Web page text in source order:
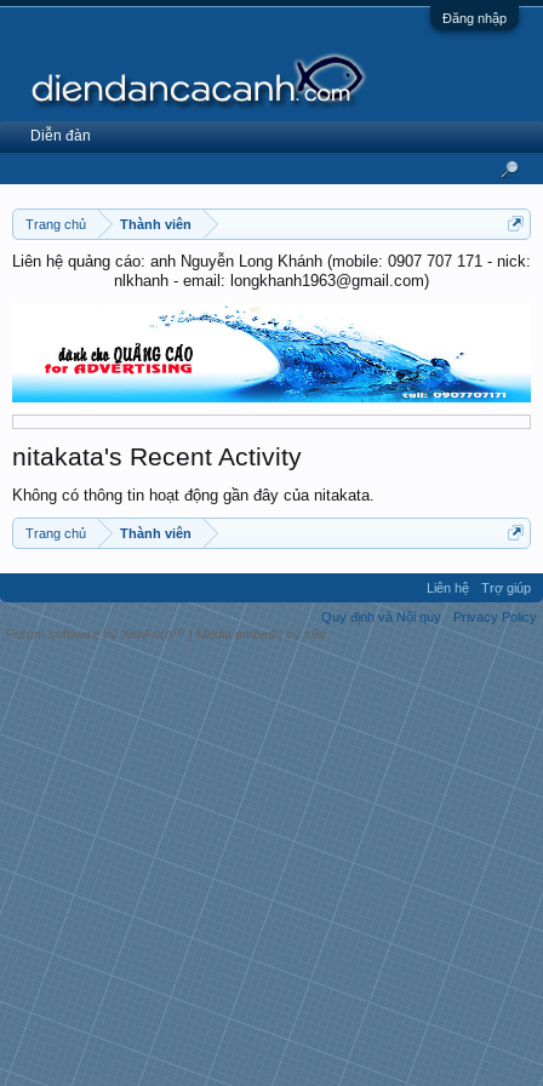
Đăng nhập
Trang chủ Thành viên
Liên hệ quảng cáo: anh Nguyễn Long Khánh (mobile: 0907 707 171 - nick:
nlkhanh - email: longkhanh1963@gmail.com)
nitakata's Recent Activity
Không có thông tin hoạt động gần đây của nitakata.
Trang chủ Thành viên
Diễn đàn
Liên hệ
Trợ giúp
Quy định và Nội quy
Privacy Policy
Forum software by XenForo™ | Media embeds by s9e